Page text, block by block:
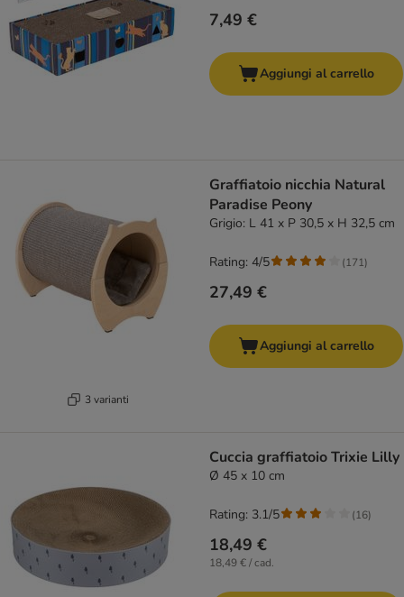
7,49 €
Aggiungi al carrello
3 varianti
Graffiatoio nicchia Natural
Paradise Peony
Grigio: L 41 x P 30,5 x H 32,5 cm
27,49 €
Rating: 4/5 (171)
Aggiungi al carrello
Cuccia graffiatoio Trixie Lilly
Ø 45 x 10 cm
18,49 €
18,49 € / cad.
Rating: 3.1/5 (16)